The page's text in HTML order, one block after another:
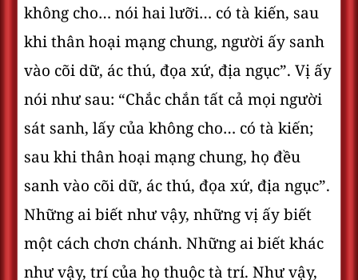
không cho… nói hai lưỡi… có tà kiến, sau
khi thân hoại mạng chung, người ấy sanh
vào cõi dữ, ác thú, đọa xứ, địa ngục”. Vị ấy
nói như sau: “Chắc chắn tất cả mọi người
sát sanh, lấy của không cho… có tà kiến;
sau khi thân hoại mạng chung, họ đều
sanh vào cõi dữ, ác thú, đọa xứ, địa ngục”.
Những ai biết như vậy, những vị ấy biết
một cách chơn chánh. Những ai biết khác
như vậy, trí của họ thuộc tà trí. Như vậy,